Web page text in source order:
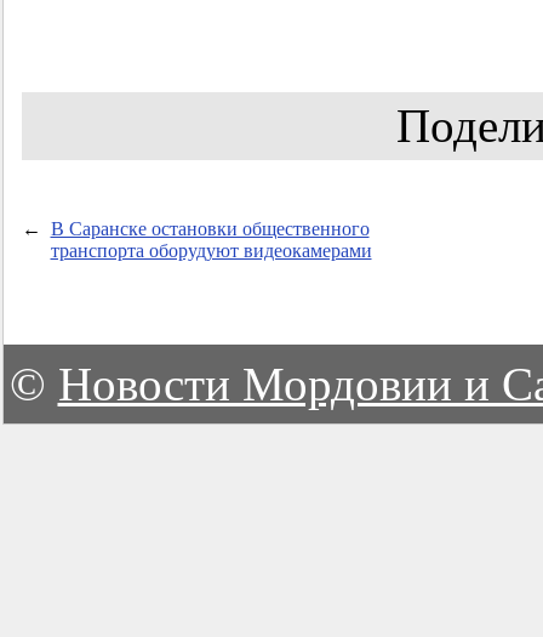
←
В Саранске остановки общественного
транспорта оборудуют видеокамерами
© Новости Мордовии и